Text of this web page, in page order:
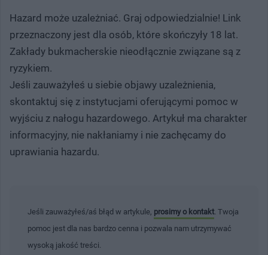
Hazard może uzależniać. Graj odpowiedzialnie! Link
przeznaczony jest dla osób, które skończyły 18 lat.
Zakłady bukmacherskie nieodłącznie związane są z
ryzykiem.
Jeśli zauważyłeś u siebie objawy uzależnienia,
skontaktuj się z instytucjami oferującymi pomoc w
wyjściu z nałogu hazardowego. Artykuł ma charakter
informacyjny, nie nakłaniamy i nie zachęcamy do
uprawiania hazardu.
Jeśli zauważyłeś/aś błąd w artykule, prosimy o kontakt . Twoja
pomoc jest dla nas bardzo cenna i pozwala nam utrzymywać
wysoką jakość treści.